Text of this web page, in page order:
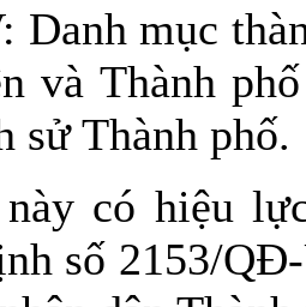
Danh mục
và Thành
Thành phố.
có hiệu
số 2153/